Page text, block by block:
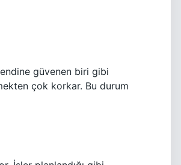
güvenen biri gibi
çok korkar. Bu durum